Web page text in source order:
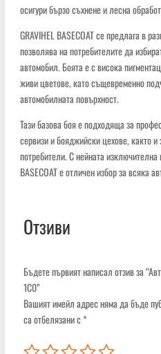
осигури бързо съхнене и лесна
GRAVIHEL BASECOAT се предлага в
позволява на потребителите да
автомобил. Боята е с висока
живи цветове, като същевременно
автомобилната повърхност.
Тази базова боя е подходяща за
сервизи и бояджийски цехове, както
потребители. С нейната изключителна
BASECOAT е отличен избор за всяка
Отзиви
Бъдете първият написал отзив за
1C0”
Вашият имейл адрес няма да бъде
са отбелязани с*